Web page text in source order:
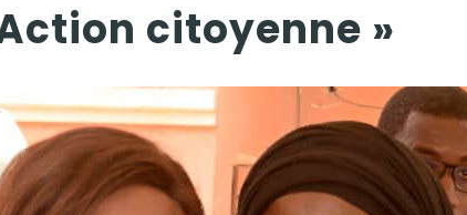
citoyenne »